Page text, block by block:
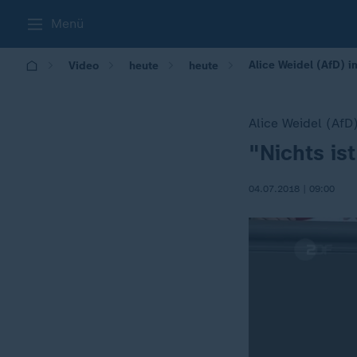
Menü
Video heute heute Alice Weidel (AfD)
Alice Weidel
:"Nichts
04.07.2018 | 09:00